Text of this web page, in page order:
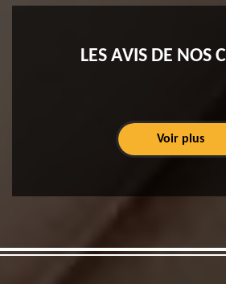
LES AVIS DE NOS
Voir plus